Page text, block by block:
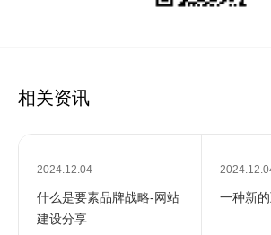
相关资讯
2024.12.04
什么是要素品牌战略-网站
建设分享
一种新